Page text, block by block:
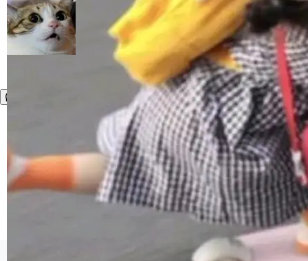
工具选型手册》发布，Testin云测的Testin XAge
nt智能测试系统入选AI测试领域代表产品。对CI
O而言，这提示了一个转变：AI测试正在从效率
工具升级为企业的质量基础设施。 CIO面对的新
现实 过去两年，CIO们的焦虑清单上多了两项：
一是如何让大模型和智能体应用安全地从PoC走
向生产，二是如何让测试团队跟得上AI应用...
鲜——代数数据类型（ADT），尤其是和类型
（sum type）。但他说清楚了一件事：这不是类
型系统的学术体操，是日常编码的思维方式。 文
章从一个简单的例子切入。一个网站的深色主题
设置，如果用布尔值 + 可空字段来表示——bool
ean 表示是否可切换，nullable 的默认模式、浅
色方案、深色方案——会产生大量无意义的组
合。方案缺了、配置冲突了、全 null 了。要知道
哪些组合有效，作者说，你得靠"文档、校验、或
者部落知识"。 换个写法。Rust 的 enum，两个
变体：Switchable...
京ICP备2025119063号